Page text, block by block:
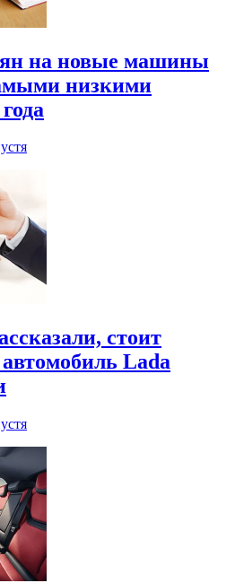
на новые машины
низкими
стоит
Lada